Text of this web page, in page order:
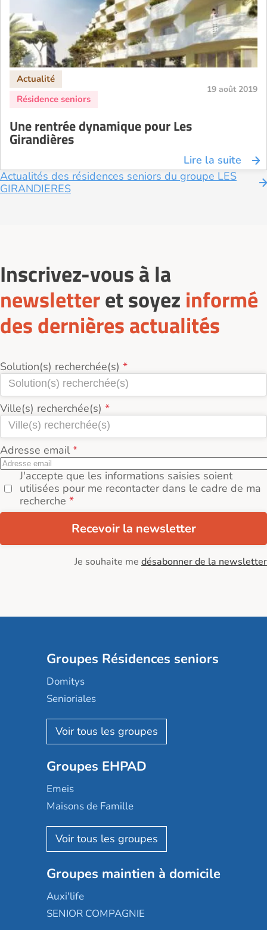
19 août 2019
Une rentrée dynamique pour Les
Girandières
Lire la suite
Actualités des résidences seniors du groupe LES
GIRANDIERES
Inscrivez-vous à la
newsletteret soyez informé
des dernières actualités
Solution(s) recherchée(s)
Ville(s) recherchée(s)
Adresse email
J'accepte que les informations saisies soient
utilisées pour me recontacter dans le cadre de ma
recherche
Recevoir la newsletter
Je souhaite me désabonner de la newsletter
Groupes Résidences seniors
Domitys
Senioriales
Nohée
Les Résidentiels
Mobicap
Domusvi
Happy Senior
Aquarelia
Nexity edenea
Les jardins d'Arcadie
Occitalia
Appartseniors
Groupes EHPAD
Emeis
Maisons de Famille
Korian
Emera
Groupe SOS
Le Noble Âge
Almage
Groupes maintien à domicile
Auxi'life
SENIOR COMPAGNIE